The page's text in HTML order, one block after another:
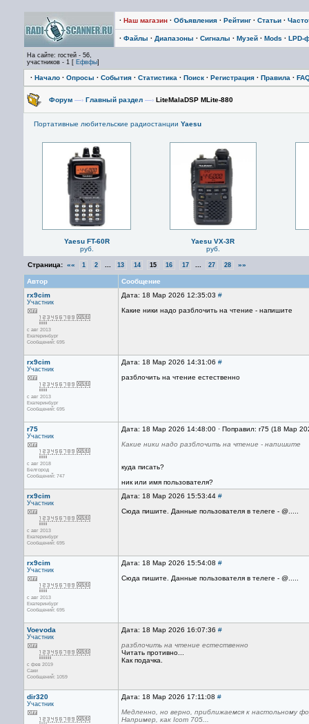
· Наш магазин · Объявления · Рейтинг · Статьи ·
· Файлы · Диапазоны · Сигналы · Музей · Mods · LPD-
На сайте: гостей - 56,
участников - 1 [ Ефвфы]
· Начало · Опросы · События · Статистика · Поиск · Регистрация · Правила ·
Форум —› Главный раздел —› LiteMalaDSP MLite-880
Портативные любительские радиостанции Yaesu
Yaesu FT-60R
руб.
Yaesu VX-3R
руб.
Страница: «« 1 2 13 14 15 16 17 27 28 »»
Автор
Сообщение
rx9cim
Участник
с авг 2013
Екатеринбург
Сообщений: 695
Дата: 18 Мар 2026 12:35:03 #
Какие ники надо разблочить на чтение - напишите
rx9cim
Участник
с авг 2013
Екатеринбург
Сообщений: 695
Дата: 18 Мар 2026 14:31:06 #
разблочить на чтение естественно
r75
Участник
с авг 2018
Белгород
Сообщений: 747
Дата: 18 Мар 2026 14:48:00 · Поправил: r75 (18 Мар
Какие ники надо разблочить на чтение - напишите
куда писать?
ник или имя пользователя?
rx9cim
Участник
с авг 2013
Екатеринбург
Сообщений: 695
Дата: 18 Мар 2026 15:53:44 #
Сюда пишите. Данные пользователя в телеге - @.....
rx9cim
Участник
с авг 2013
Екатеринбург
Сообщений: 695
Дата: 18 Мар 2026 15:54:08 #
Сюда пишите. Данные пользователя в телеге - @.....
Voevoda
Участник
с фев 2019
Саки
Сообщений: 1059
Дата: 18 Мар 2026 16:07:36 #
разблочить на чтение естественно
Читать противно...
Как подачка.
dir320
Участник
Дата: 18 Мар 2026 17:11:08 #
Медленно, но верно, приближаемся к настольному
Например, как Icom 705...